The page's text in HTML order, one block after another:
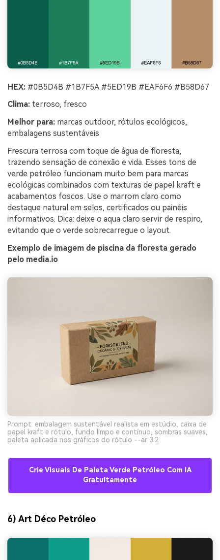
HEX: #0B5D4B #1B7F5A #5ED19B #EAF6F6 #B58D67
Clima: terroso, fresco
Melhor para: marcas outdoor, rótulos ecológicos,
embalagens sustentáveis
Frescura terrosa com toque de água de floresta,
trazendo sensação de conexão e vida. Esses tons de
verde petróleo funcionam muito bem para marcas
ecológicas combinados com texturas de papel kraft e
acabamentos foscos. Use o marrom claro como
destaque natural em selos, certificados ou painéis
informativos. Dica: deixe o aqua claro servir de respiro,
evitando que o verde sobrecarregue o layout.
Exemplo de imagem de piscina da floresta gerado
pelo media.io
Prompt: embalagem sustentável realista em estúdio, caixa de
papel kraft e rótulo, fundo limpo e contínuo, sombras suaves,
paleta aplicada nos gráficos do rótulo --ar 3:2
Crie Visuais De Paleta Verde Petróleo Com IA
Gratuitamente
6) Art Déco Petróleo